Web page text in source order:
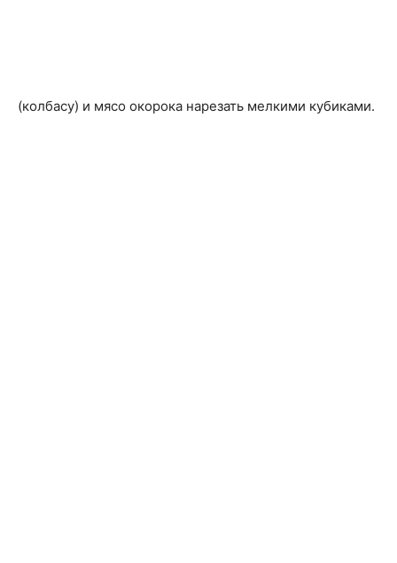
(колбасу) и мясо окорока нарезать мелкими кубиками.